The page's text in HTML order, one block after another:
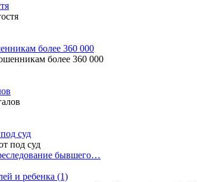
более 360 000
суд
бывшего…
и ребенка (1)